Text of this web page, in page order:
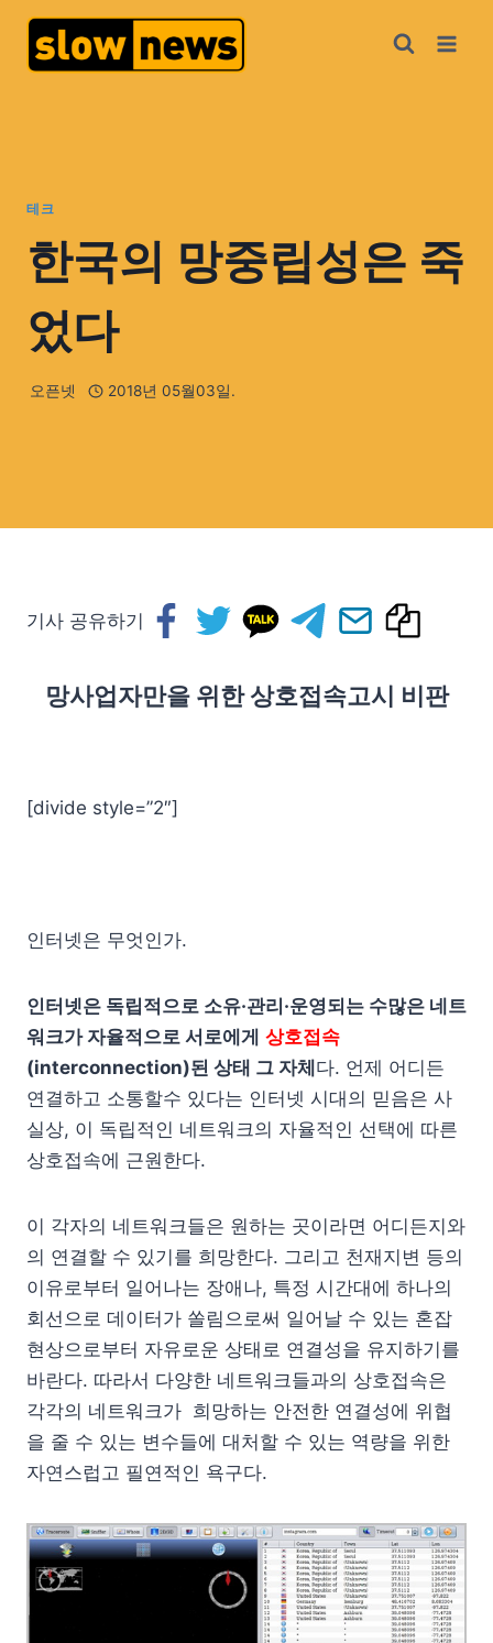
테크
한국의 망중립성은 죽
었다
오픈넷 2018년 05월03일.
기사 공유하기
망사업자만을 위한 상호접속고시 비판
[divide style=”2″]
인터넷은 무엇인가.
인터넷은 독립적으로 소유·관리·운영되는 수많은 네트
워크가 자율적으로 서로에게 상호접속
(interconnection)된 상태 그 자체 다. 언제 어디든
연결하고 소통할수 있다는 인터넷 시대의 믿음은 사
실상, 이 독립적인 네트워크의 자율적인 선택에 따른
상호접속에 근원한다.
이 각자의 네트워크들은 원하는 곳이라면 어디든지와
의 연결할 수 있기를 희망한다. 그리고 천재지변 등의
이유로부터 일어나는 장애나, 특정 시간대에 하나의
회선으로 데이터가 쏠림으로써 일어날 수 있는 혼잡
현상으로부터 자유로운 상태로 연결성을 유지하기를
바란다. 따라서 다양한 네트워크들과의 상호접속은
각각의 네트워크가 희망하는 안전한 연결성에 위협
을 줄 수 있는 변수들에 대처할 수 있는 역량을 위한
자연스럽고 필연적인 욕구다.